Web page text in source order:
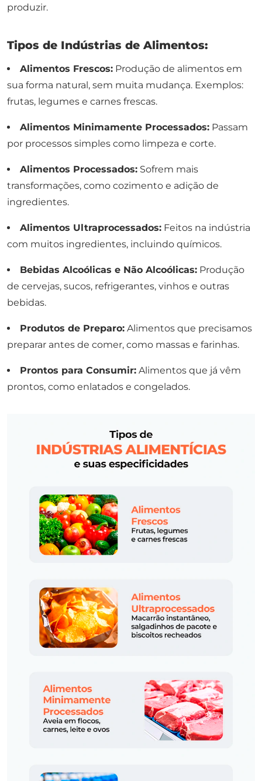
produzir.
Tipos de Indústrias de Alimentos:
Alimentos Frescos: Produção de alimentos em
sua forma natural, sem muita mudança. Exemplos:
frutas, legumes e carnes frescas.
Alimentos Minimamente Processados: Passam
por processos simples como limpeza e corte.
Alimentos Processados: Sofrem mais
transformações, como cozimento e adição de
ingredientes.
Alimentos Ultraprocessados: Feitos na indústria
com muitos ingredientes, incluindo químicos.
Bebidas Alcoólicas e Não Alcoólicas: Produção
de cervejas, sucos, refrigerantes, vinhos e outras
bebidas.
Produtos de Preparo: Alimentos que precisamos
preparar antes de comer, como massas e farinhas.
Prontos para Consumir: Alimentos que já vêm
prontos, como enlatados e congelados.